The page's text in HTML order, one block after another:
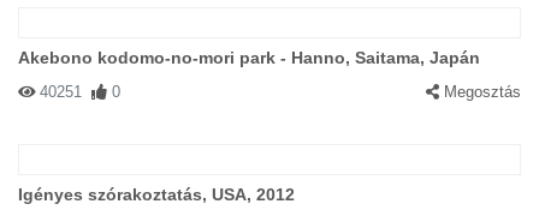
Akebono kodomo-no-mori park - Hanno, Saitama, Japán
40251 0 Megosztás
Igényes szórakoztatás, USA, 2012